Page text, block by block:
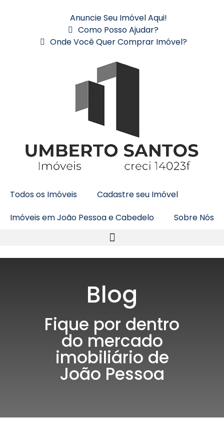
Anuncie Seu Imóvel Aqui!
Como Posso Ajudar?
Onde Você Quer Comprar Imóvel?
Todos os Imóveis
Cadastre seu Imóvel
Imóveis em João Pessoa e Cabedelo
Sobre Nós
Blog
Fique por dentro
do mercado
imobiliário de
João Pessoa